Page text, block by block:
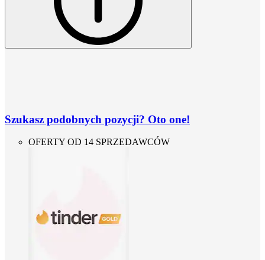
Szukasz podobnych pozycji? Oto one!
OFERTY OD 14 SPRZEDAWCÓW